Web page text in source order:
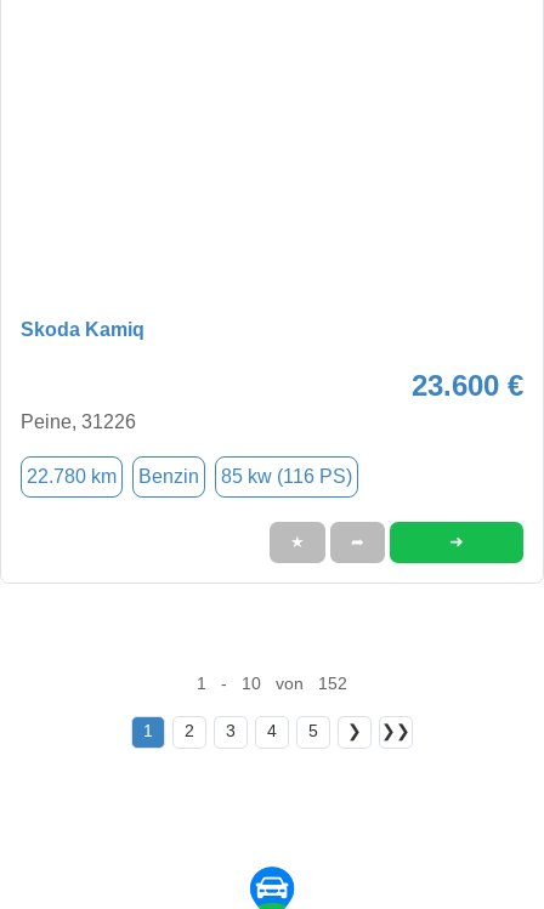
Skoda Kamiq
23.600 €
Peine, 31226
22.780 km Benzin 85 kw (116 PS)
★ ➦ ➜
1 - 10 von 152
1 2 3 4 5 ❯ ❯❯